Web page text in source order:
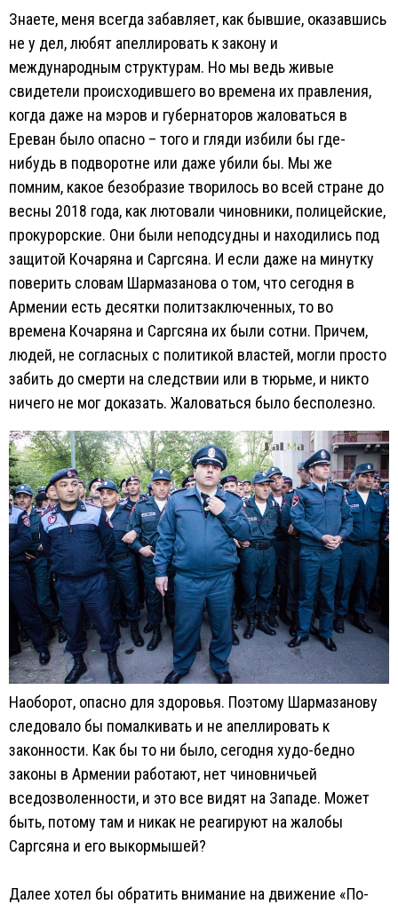
Знаете, меня всегда забавляет, как бывшие, оказавшись
не у дел, любят апеллировать к закону и
международным структурам. Но мы ведь живые
свидетели происходившего во времена их правления,
когда даже на мэров и губернаторов жаловаться в
Ереван было опасно – того и гляди избили бы где-
нибудь в подворотне или даже убили бы. Мы же
помним, какое безобразие творилось во всей стране до
весны 2018 года, как лютовали чиновники, полицейские,
прокурорские. Они были неподсудны и находились под
защитой Кочаряна и Саргсяна. И если даже на минутку
поверить словам Шармазанова о том, что сегодня в
Армении есть десятки политзаключенных, то во
времена Кочаряна и Саргсяна их были сотни. Причем,
людей, не согласных с политикой властей, могли просто
забить до смерти на следствии или в тюрьме, и никто
ничего не мог доказать. Жаловаться было бесполезно.
Наоборот, опасно для здоровья. Поэтому Шармазанову
следовало бы помалкивать и не апеллировать к
законности. Как бы то ни было, сегодня худо-бедно
законы в Армении работают, нет чиновничьей
вседозволенности, и это все видят на Западе. Может
быть, потому там и никак не реагируют на жалобы
Саргсяна и его выкормышей?
Далее хотел бы обратить внимание на движение «По-